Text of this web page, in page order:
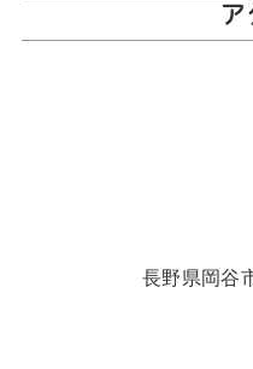
ア
長野県岡谷